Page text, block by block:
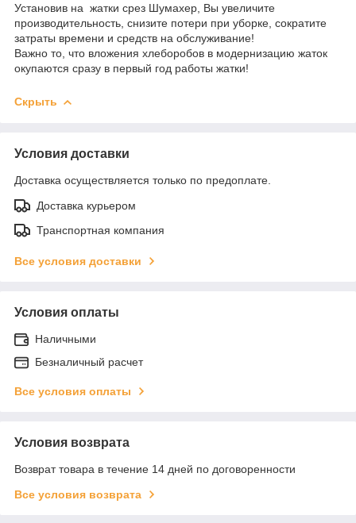
Установив на жатки срез Шумахер, Вы увеличите
производительность, снизите потери при уборке, сократите
затраты времени и средств на обслуживание!
Важно то, что вложения хлеборобов в модернизацию жаток
окупаются сразу в первый год работы жатки!
Скрыть
Условия доставки
Доставка осуществляется только по предоплате.
Доставка курьером
Транспортная компания
Все условия доставки
Условия оплаты
Наличными
Безналичный расчет
Все условия оплаты
Условия возврата
Возврат товара в течение 14 дней по договоренности
Все условия возврата